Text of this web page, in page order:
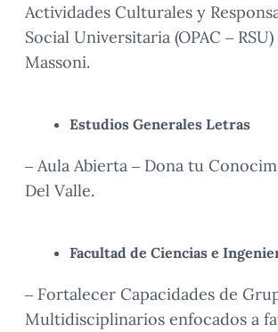
Actividades Culturales y
Social Universitaria (OPAC –
Massoni.
Estudios Generales Letras
– Aula Abierta – Dona tu
Del Valle.
Facultad de Ciencias e
– Fortalecer Capacidades de
Multidisciplinarios enfocados a